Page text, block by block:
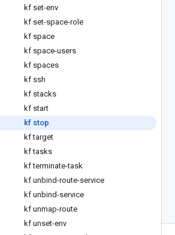
kf set-env
kf set-space-role
kf space
kf space-users
kf spaces
kf ssh
kf stacks
kf start
kf stop
kf target
kf tasks
kf terminate-task
kf unbind-route-service
kf unbind-service
kf unmap-route
kf unset-env